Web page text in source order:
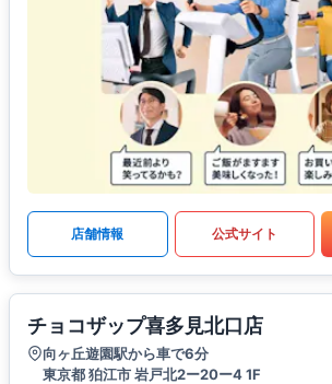
店舗情報 公式サイト
チョコザップ喜多見北口店
向ヶ丘遊園駅から車で6分
東京都 狛江市 岩戸北2ー20ー4 1F